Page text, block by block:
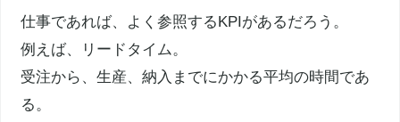
仕事であれば、よく参照するKPIがあるだろう。
例えば、リードタイム。
受注から、生産、納入までにかかる平均の時間であ
る。